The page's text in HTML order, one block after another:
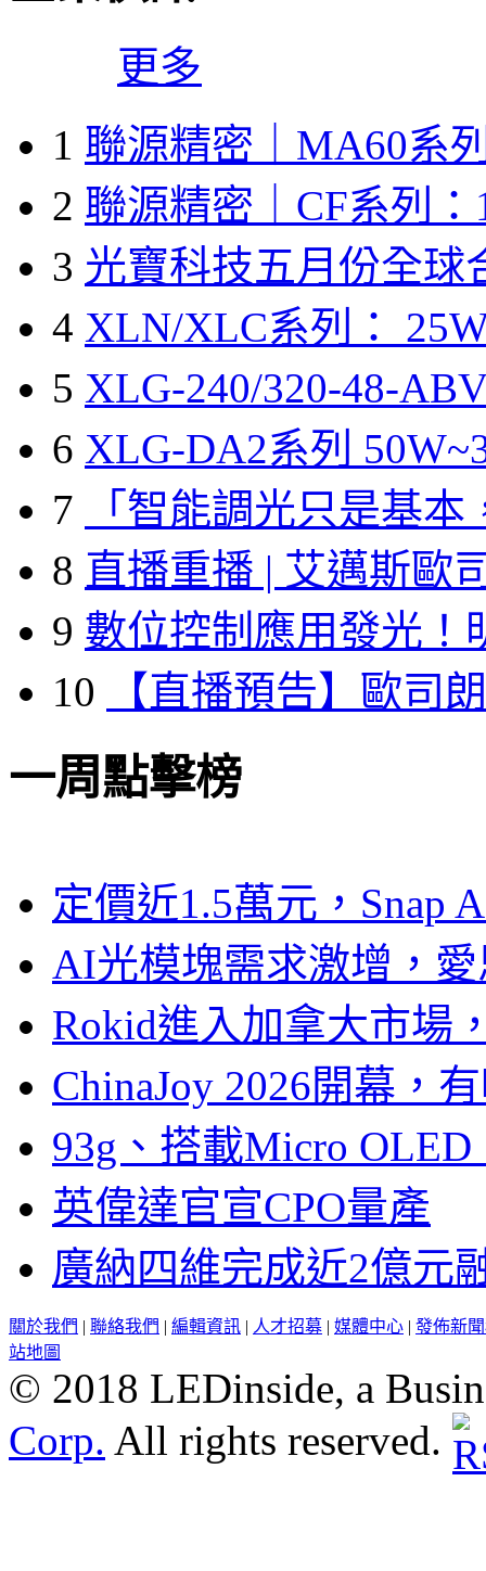
更多
1 聯源精密｜MA60系
2 聯源精密｜CF系列：
3 光寶科技五月份全球
4 XLN/XLC系列：
5 XLG-240/320-48-
6 XLG-DA2系列
7
「智能調光只是基本
8 直播重播 | 艾邁斯歐
9 數位控制應用發光！
10
【直播預告】歐司
一周點擊榜
定價近1.5萬元，Snap
AI光模塊需求激增，
Rokid進入加拿大市場
ChinaJoy 2026開幕，
93g、搭載Micro
英偉達官宣CPO量產
廣納四維完成近2億元
關於我們 | 聯絡我們 | 編輯資訊 | 人才招募 | 媒體中心 | 發佈新
站地圖
© 2018 LEDinside, a
Corp. All rights reserved.